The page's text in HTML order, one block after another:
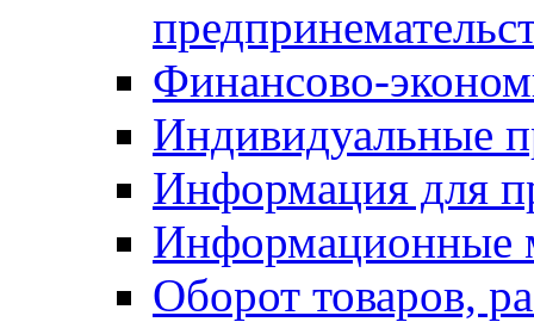
Финансово-
Индивидуальные
Информация для
Информационные
Оборот товаров,